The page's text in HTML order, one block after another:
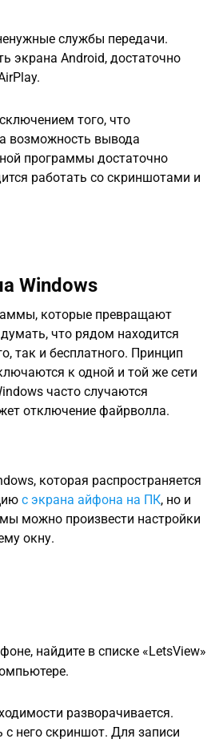
службы передачи.
экрана Android, достаточно
того, что
возможность вывода
программы достаточно
работать со скриншотами и
Windows
которые превращают
что рядом находится
так и бесплатного. Принцип
к одной и той же сети
часто случаются
отключение файрволла.
которая распространяется
с экрана айфона на ПК, но и
можно произвести настройки
окну.
найдите в списке «LetsView»
разворачивается.
него скриншот. Для записи